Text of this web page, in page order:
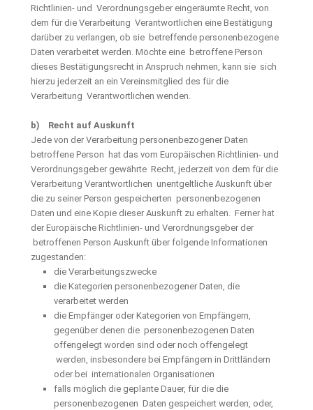
Richtlinien- und Verordnungsgeber eingeräumte Recht, von
dem für die Verarbeitung Verantwortlichen eine Bestätigung
darüber zu verlangen, ob sie betreffende personenbezogene
Daten verarbeitet werden. Möchte eine betroffene Person
dieses Bestätigungsrecht in Anspruch nehmen, kann sie sich
hierzu jederzeit an ein Vereinsmitglied des für die
Verarbeitung Verantwortlichen wenden.
b) Recht auf Auskunft
Jede von der Verarbeitung personenbezogener Daten
betroffene Person hat das vom Europäischen Richtlinien- und
Verordnungsgeber gewährte Recht, jederzeit von dem für die
Verarbeitung Verantwortlichen unentgeltliche Auskunft über
die zu seiner Person gespeicherten personenbezogenen
Daten und eine Kopie dieser Auskunft zu erhalten. Ferner hat
der Europäische Richtlinien- und Verordnungsgeber der
betroffenen Person Auskunft über folgende Informationen
zugestanden:
die Verarbeitungszwecke
die Kategorien personenbezogener Daten, die
verarbeitet werden
die Empfänger oder Kategorien von Empfängern,
gegenüber denen die personenbezogenen Daten
offengelegt worden sind oder noch offengelegt
werden, insbesondere bei Empfängern in Drittländern
oder bei internationalen Organisationen
falls möglich die geplante Dauer, für die die
personenbezogenen Daten gespeichert werden, oder,